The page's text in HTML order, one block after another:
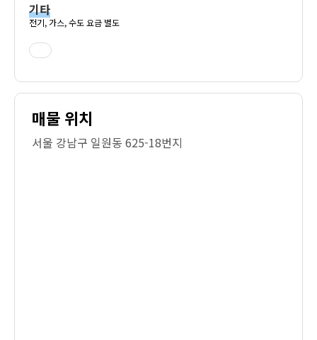
기타
전기, 가스, 수도 요금 별도
매물 위치
서울 강남구 일원동 625-18번지